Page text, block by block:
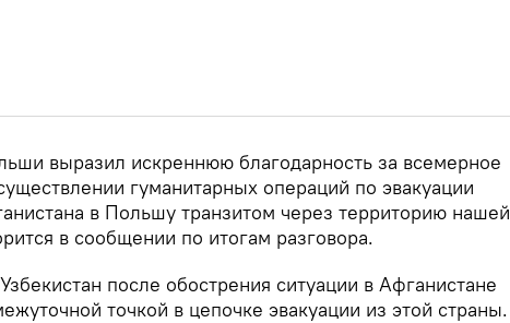
выразил искреннюю благодарность за всемерное
гуманитарных операций по эвакуации
в Польшу транзитом через территорию нашей
в сообщении по итогам разговора.
после обострения ситуации в Афганистане
точкой в цепочке эвакуации из этой страны.